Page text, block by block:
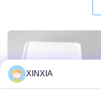
XINXIA